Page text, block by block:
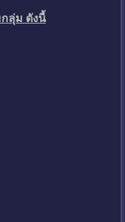
ลุ่ม ดังนี้